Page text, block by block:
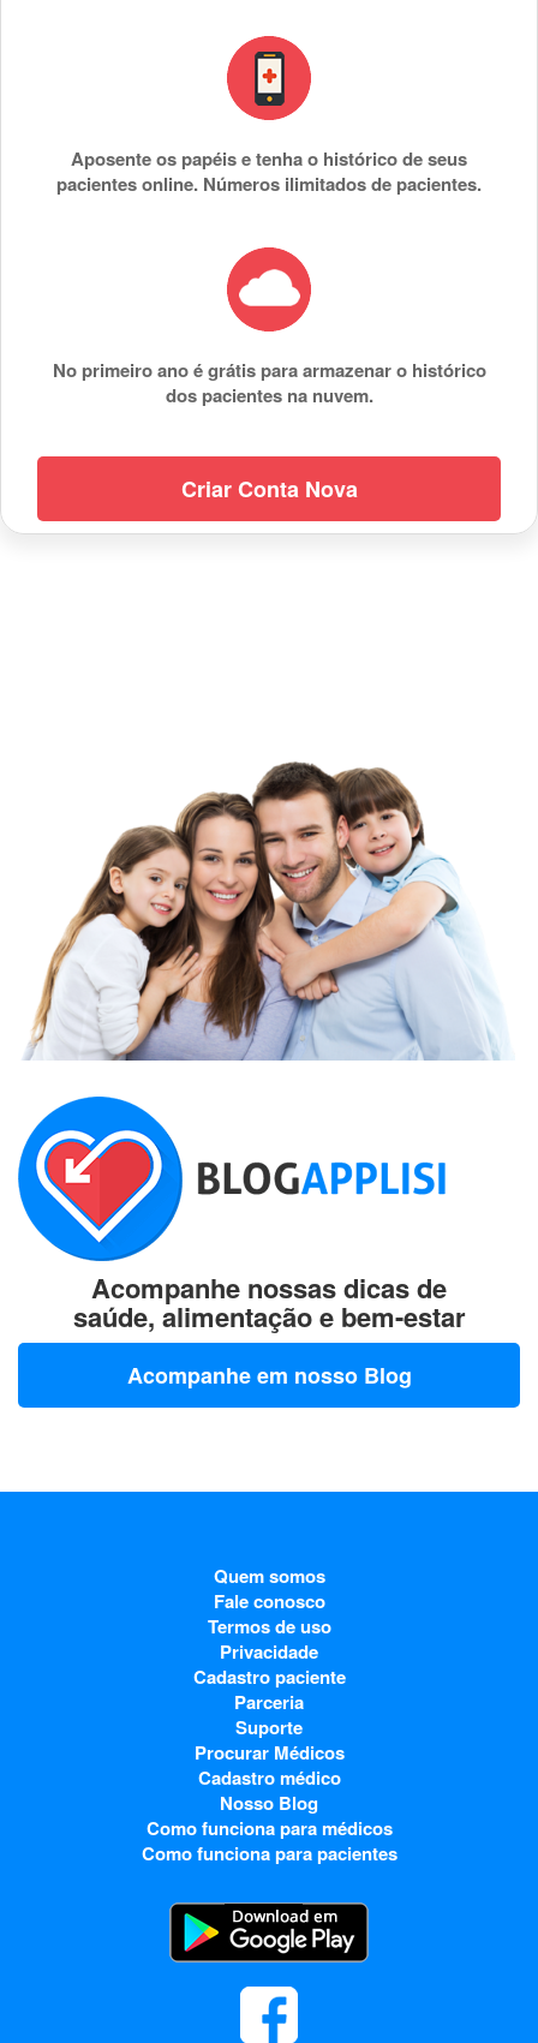
Aposente os papéis e tenha o histórico de seus
pacientes online. Números ilimitados de pacientes.
No primeiro ano é grátis para armazenar o histórico
dos pacientes na nuvem.
Criar Conta Nova
Acompanhe nossas dicas de
saúde, alimentação e bem-estar
Acompanhe em nosso Blog
Quem somos
Fale conosco
Termos de uso
Privacidade
Cadastro paciente
Parceria
Suporte
Procurar Médicos
Cadastro médico
Nosso Blog
Como funciona para médicos
Como funciona para pacientes